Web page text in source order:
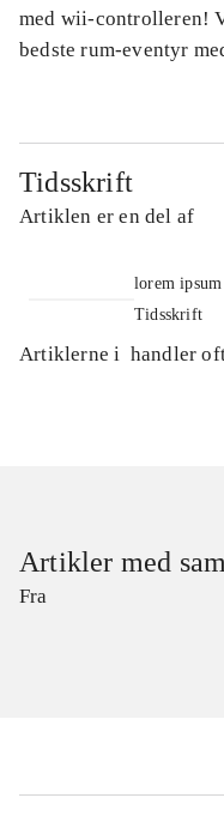
med wii-controlleren!
bedste rum-eventyr
Tidsskrift
Artiklen er en del af
lorem ipsum
Tidsskrift
Artiklerne i handler
Artikler med
Fra